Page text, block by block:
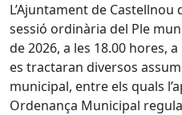
L’Ajuntament de
sessió ordinària del Ple
de 2026, a les 18.00 hores,
es tractaran diversos
municipal, entre els quals
Ordenança Municipal